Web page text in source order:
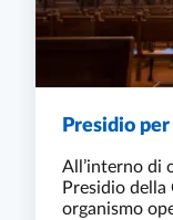
Presidio
All’interno di
Presidio
organismo